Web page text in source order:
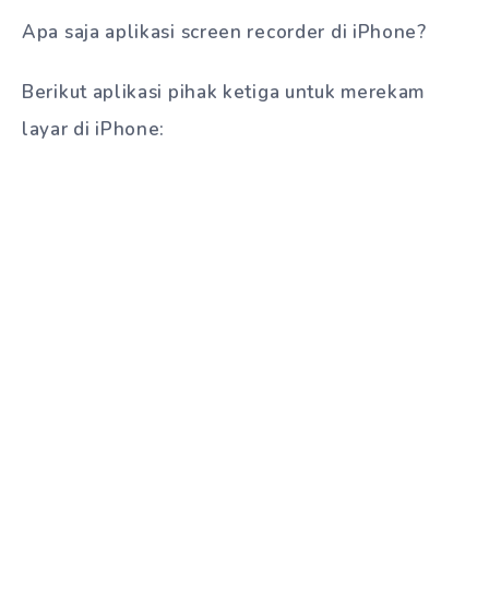
Apa saja aplikasi screen recorder di iPhone?
Berikut aplikasi pihak ketiga untuk merekam
layar di iPhone: